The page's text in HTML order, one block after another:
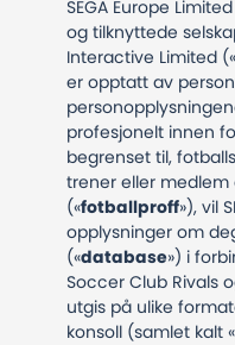
Corporate Governance
FAQs & Contact Us
SEGA Europe
og tilknyttede
Interactive Limited («
er opptatt av
profesjonelt innen
begrenset til,
trener eller
(«fotballproff»), vil
opplysninger om
(«database») i
Soccer Club Rivals
utgis på ulike
konsoll (samlet kalt «